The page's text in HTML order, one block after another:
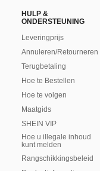
HULP &
ONDERSTEUNING
Leveringprijs
Annuleren/Retourneren
Terugbetaling
Hoe te Bestellen
Hoe te volgen
Maatgids
SHEIN VIP
Hoe u illegale inhoud
kunt melden
Rangschikkingsbeleid